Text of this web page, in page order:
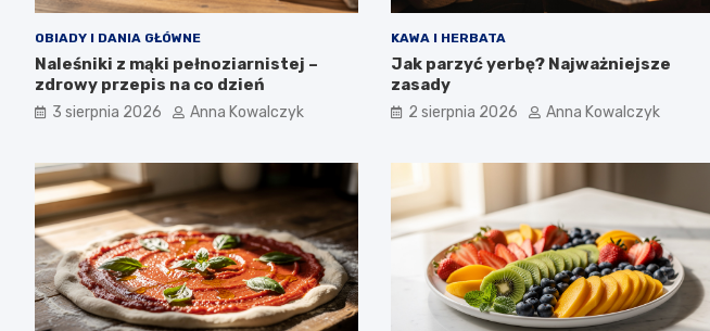
OBIADY I DANIA GŁÓWNE
Naleśniki z mąki pełnoziarnistej –
zdrowy przepis na co dzień
3 sierpnia 2026 Anna Kowalczyk
KAWA I HERBATA
Jak parzyć yerbę? Najważniejsze
zasady
2 sierpnia 2026 Anna Kowalczyk